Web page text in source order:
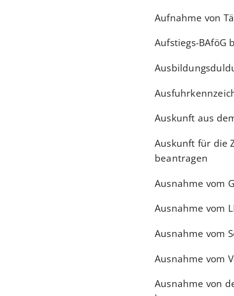
Aufnahme von
Aufstiegs-BAföG
Auskunft aus
Auskunft für die
beantragen
Ausnahme vom
Ausnahme vom
Ausnahme vom
Ausnahme vom
Ausnahme von